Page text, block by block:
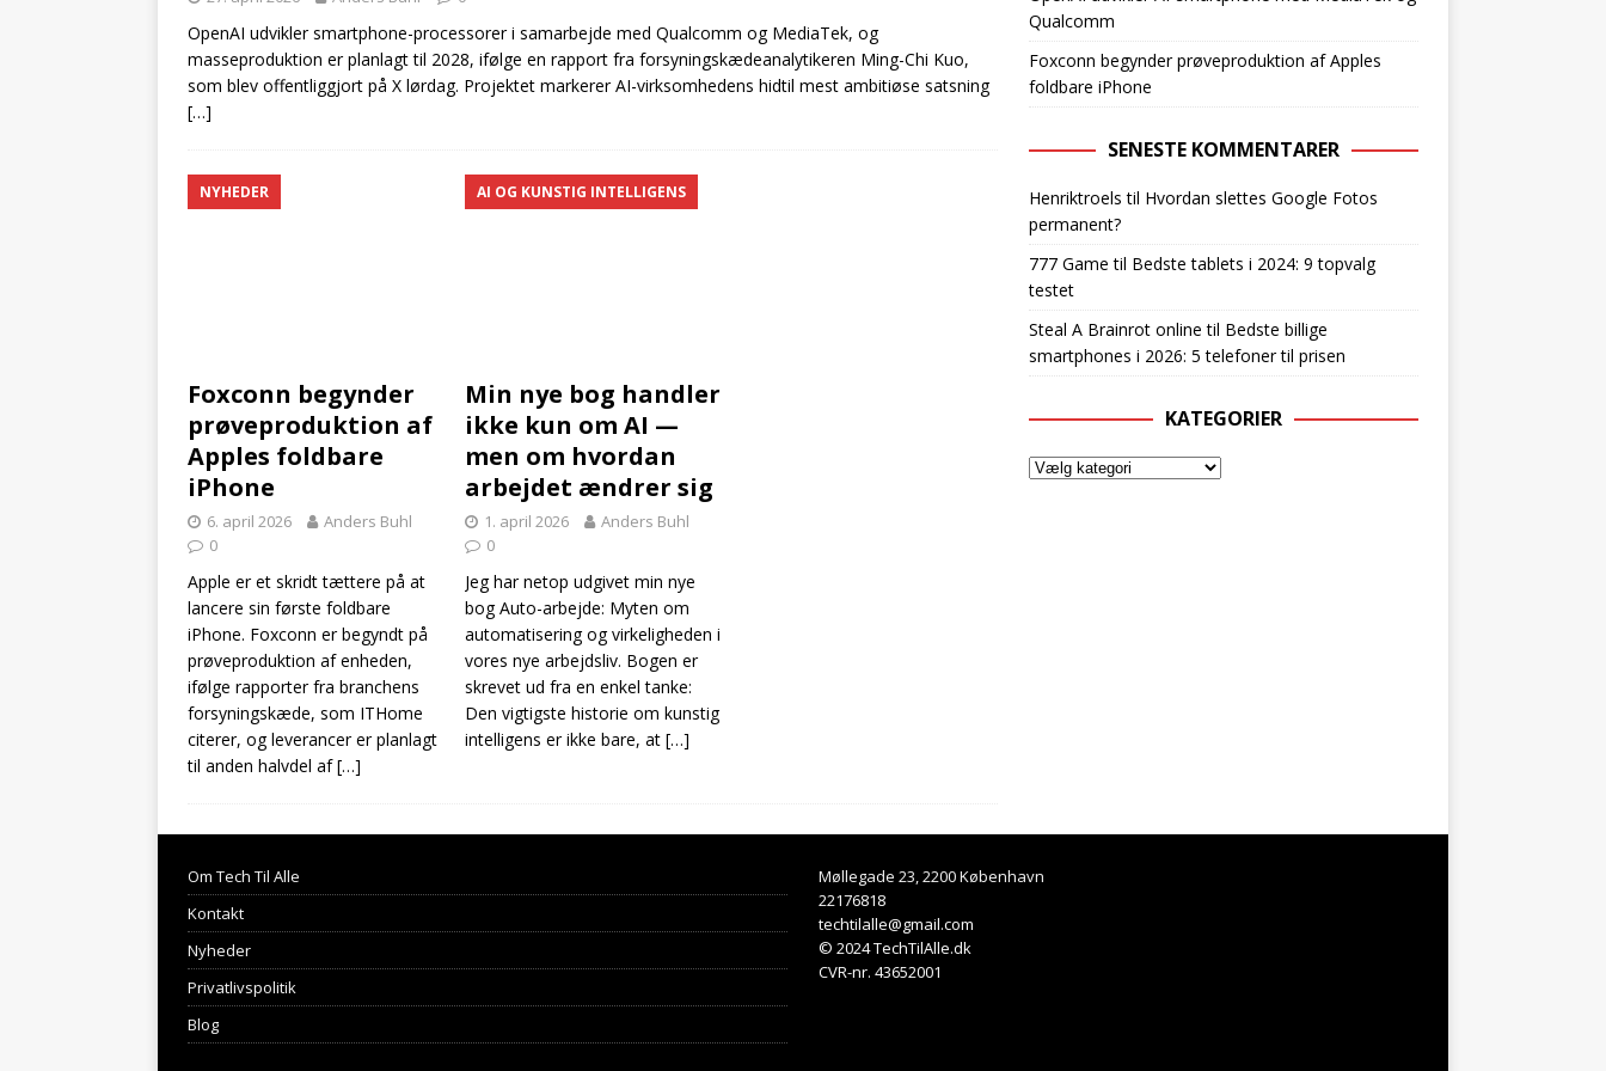
OpenAI udvikler smartphone-processorer i samarbejde med Qualcomm og MediaTek, og
masseproduktion er planlagt til 2028, ifølge en rapport fra forsyningskædeanalytikeren Ming-Chi Kuo,
som blev offentliggjort på X lørdag. Projektet markerer AI-virksomhedens hidtil mest ambitiøse satsning
[…]
NYHEDER
Foxconn begynder
prøveproduktion af
Apples foldbare
iPhone
6. april 2026
Anders Buhl
0
Apple er et skridt tættere på at
lancere sin første foldbare
iPhone. Foxconn er begyndt på
prøveproduktion af enheden,
ifølge rapporter fra branchens
forsyningskæde, som ITHome
citerer, og leverancer er planlagt
til anden halvdel af[…]
AI OG KUNSTIG INTELLIGENS
Min nye bog handler
ikke kun om AI —
men om hvordan
arbejdet ændrer sig
1. april 2026
Anders Buhl
0
Jeg har netop udgivet min nye
bog Auto-arbejde: Myten om
automatisering og virkeligheden i
vores nye arbejdsliv. Bogen er
skrevet ud fra en enkel tanke:
Den vigtigste historie om kunstig
intelligens er ikke bare, at […]
Qualcomm
Foxconn begynder prøveproduktion af Apples
foldbare iPhone
SENESTE KOMMENTARER
Henriktroels til Hvordan slettes Google Fotos
permanent?
777 Game til Bedste tablets i 2024: 9 topvalg
testet
Steal A Brainrot online til Bedste billige
smartphones i 2026: 5 telefoner til prisen
KATEGORIER
Om Tech Til Alle
Kontakt
Nyheder
Privatlivspolitik
Blog
Møllegade 23, 2200 København
22176818
techtilalle@gmail.com
© 2024 TechTilAlle.dk
CVR-nr. 43652001